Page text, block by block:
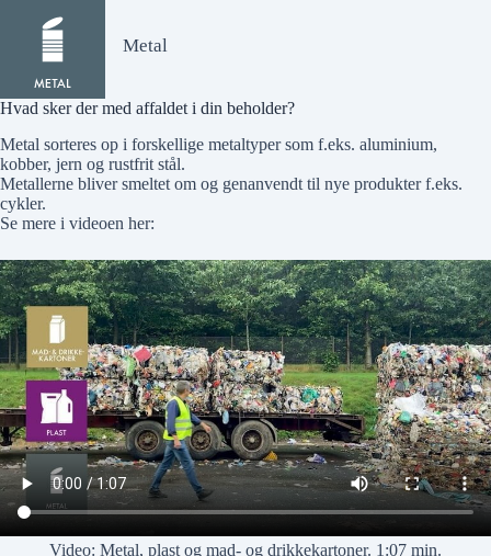
Metal
Hvad sker der med affaldet i din beholder?
Metal sorteres op i forskellige metaltyper som f.eks. aluminium,
kobber, jern og rustfrit stål.
Metallerne bliver smeltet om og genanvendt til nye produkter f.eks.
cykler.
Se mere i videoen her:
Video: Metal, plast og mad- og drikkekartoner. 1:07 min.